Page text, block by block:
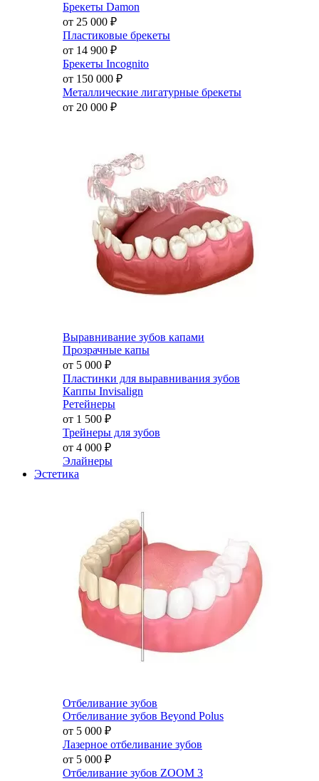
Брекеты Damon
от 25 000 ₽
Пластиковые брекеты
от 14 900 ₽
Брекеты Incognito
от 150 000 ₽
Металлические лигатурные брекеты
от 20 000 ₽
Выравнивание зубов капами
Прозрачные капы
от 5 000 ₽
Пластинки для выравнивания зубов
Каппы Invisalign
Ретейнеры
от 1 500 ₽
Трейнеры для зубов
от 4 000 ₽
Элайнеры
Эстетика
Отбеливание зубов
Отбеливание зубов Beyond Polus
от 5 000 ₽
Лазерное отбеливание зубов
от 5 000 ₽
Отбеливание зубов ZOOM 3